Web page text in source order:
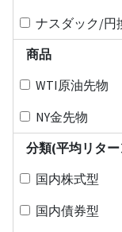
ナスダック/円
商品
WTI原油先物
NY金先物
分類(平均リタ
国内株式型
国内債券型